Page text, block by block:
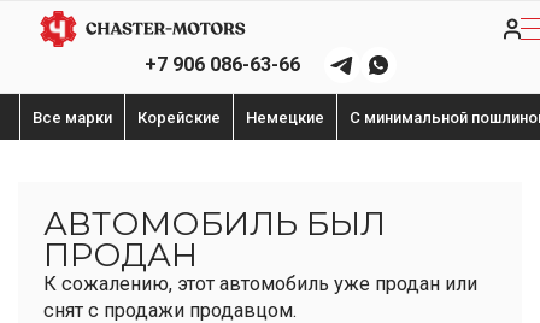
+7 906 086-63-66
Все марки Корейские Немецкие С минимальной
АВТОМОБИЛЬ БЫЛ
ПРОДАН
К сожалению, этот автомобиль уже продан или
снят с продажи продавцом.